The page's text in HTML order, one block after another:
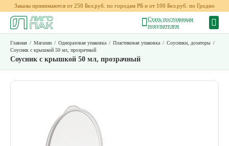
Заказы принимаются от 250 Бел.руб. по городам РБ и от 100 Бел.руб. по Гродно
Стать постоянным
покупателем
Главная / Магазин / Одноразовая упаковка / Пластиковая упаковка / Соусники, дозаторы /
Соусник c крышкой 50 мл, прозрачный
Соусник c крышкой 50 мл, прозрачный